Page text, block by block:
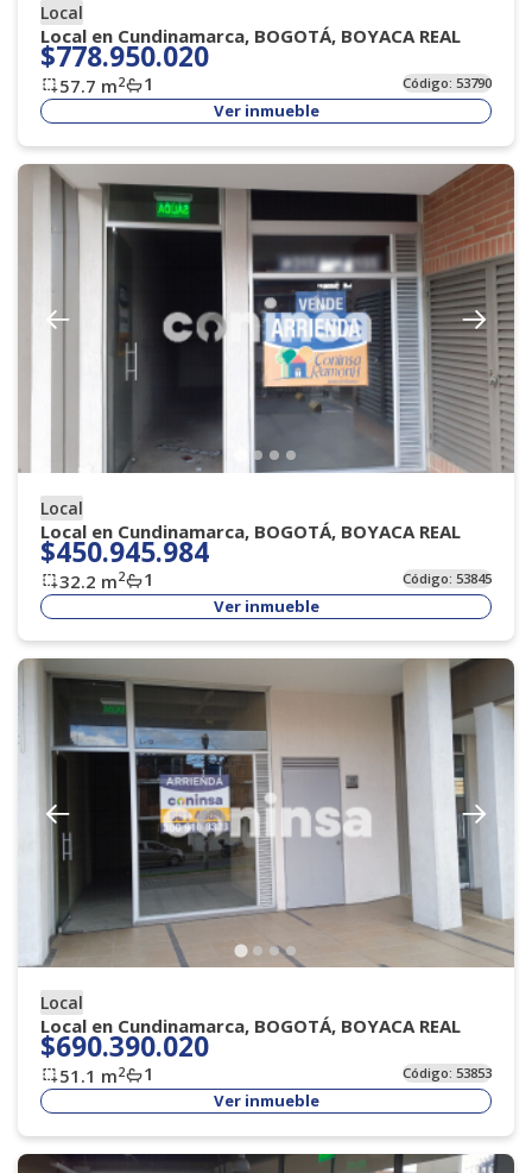
Local
Local en Cundinamarca, BOGOTÁ, BOYACA REAL
$778.950.020
57.7 m2 1 Código:53790
Ver inmueble
Local
Local en Cundinamarca, BOGOTÁ, BOYACA REAL
$450.945.984
32.2 m2 1 Código: 53845
Ver inmueble
Local
Local en Cundinamarca, BOGOTÁ, BOYACA REAL
$690.390.020
51.1 m2 1 Código:53853
Ver inmueble